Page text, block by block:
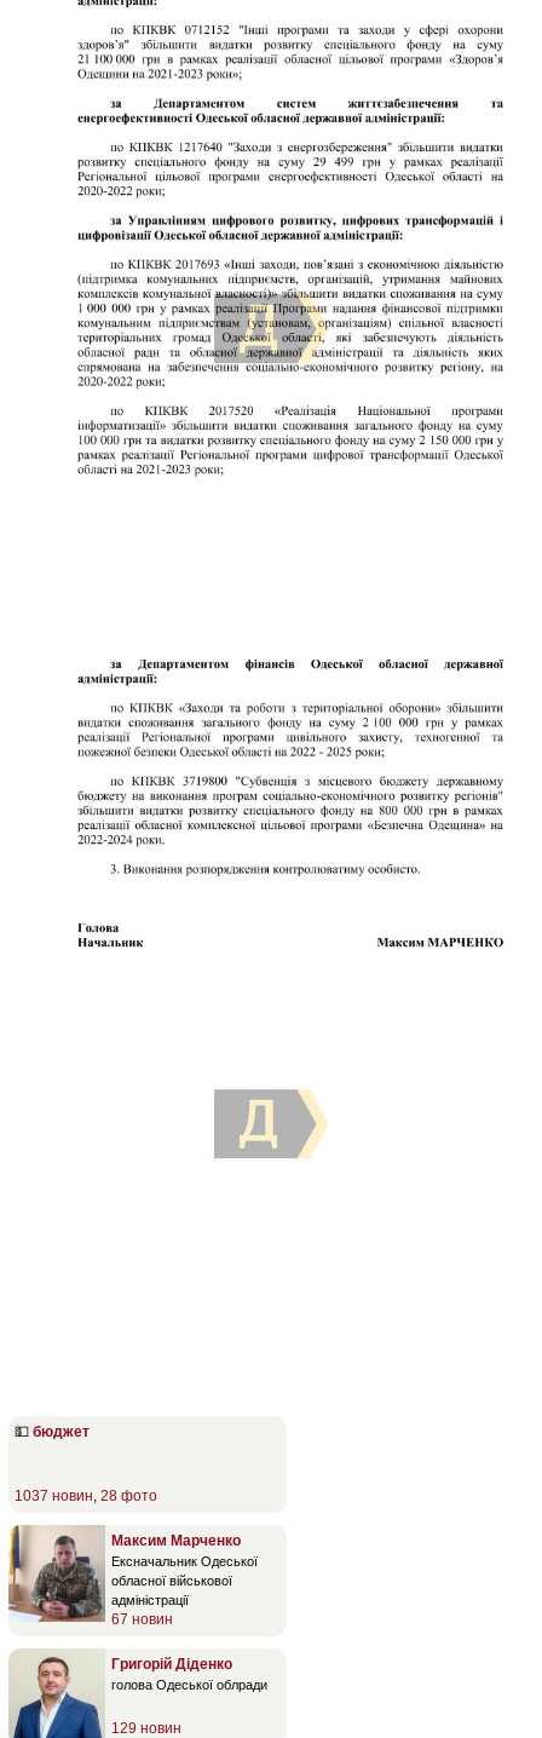
💵 бюджет
1037 новин 28 фото
Максим Марченко
Ексначальник Одеської
обласної військової
адміністрації
67 новин
Григорій Діденко
голова Одеської облради
129 новин